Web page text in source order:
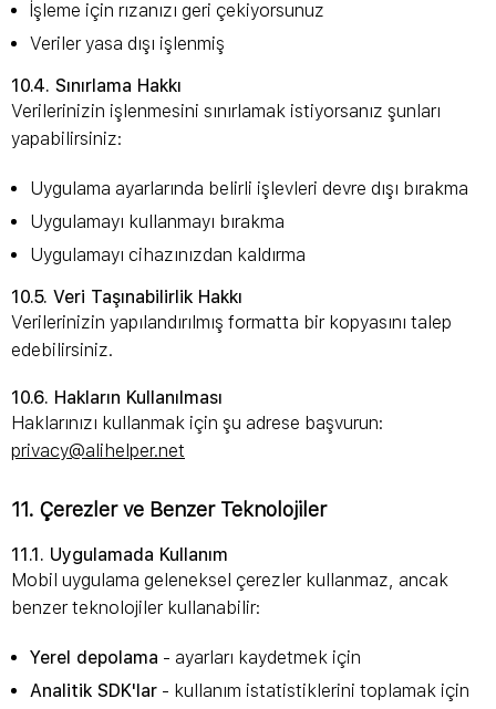
İşleme için rızanızı geri çekiyorsunuz
Veriler yasa dışı işlenmiş
10.4. Sınırlama Hakkı
Verilerinizin işlenmesini sınırlamak istiyorsanız şunları
yapabilirsiniz:
Uygulama ayarlarında belirli işlevleri devre dışı bırakma
Uygulamayı kullanmayı bırakma
Uygulamayı cihazınızdan kaldırma
10.5. Veri Taşınabilirlik Hakkı
Verilerinizin yapılandırılmış formatta bir kopyasını talep
edebilirsiniz.
10.6. Hakların Kullanılması
Haklarınızı kullanmak için şu adrese başvurun:
privacy@alihelper.net
11. Çerezler ve Benzer Teknolojiler
11.1. Uygulamada Kullanım
Mobil uygulama geleneksel çerezler kullanmaz, ancak
benzer teknolojiler kullanabilir:
Yerel depolama - ayarları kaydetmek için
Analitik SDK'lar - kullanım istatistiklerini toplamak için